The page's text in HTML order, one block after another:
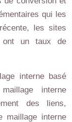
qui les
les sites
ont un taux de
interne basé
interne
des liens,
maillage interne